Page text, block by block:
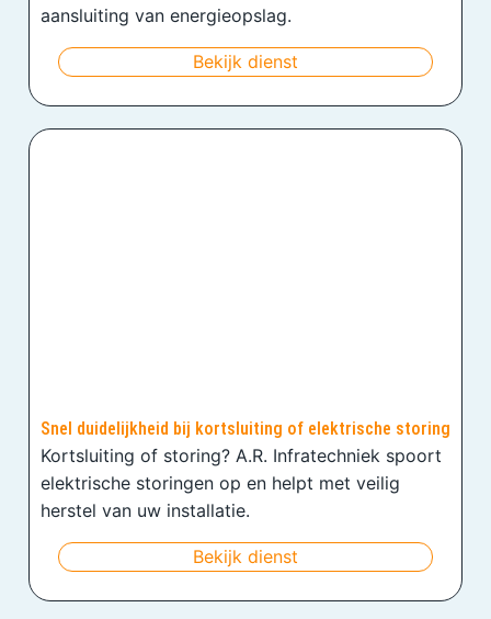
aansluiting van energieopslag.
Bekijk dienst
Snel duidelijkheid bij kortsluiting of elektrische storing
Kortsluiting of storing? A.R. Infratechniek spoort
elektrische storingen op en helpt met veilig
herstel van uw installatie.
Bekijk dienst